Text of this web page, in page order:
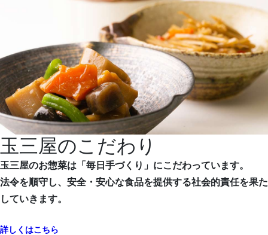
玉三屋のこだわり
玉三屋のお惣菜は「毎日手づくり」にこだわっています。
法令を順守し、安全・安心な食品を提供する社会的責任を果た
していきます。
詳しくはこちら